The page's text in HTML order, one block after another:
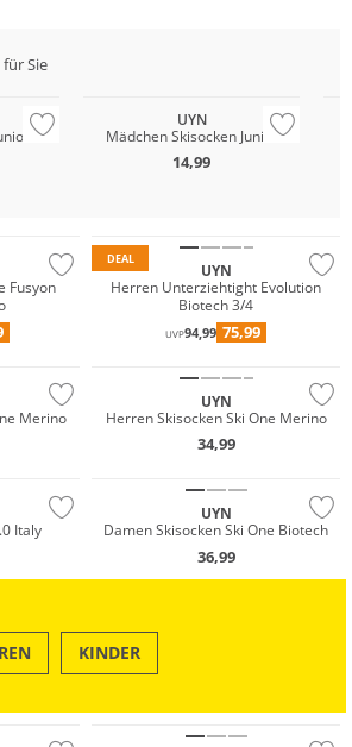
Sie
UYN
Mädchen Skisocken Junior
14,99
Fusyon
DEAL
UYN
Herren Unterziehtight Evolution
Biotech 3/4
UVP94,99 75,99
Merino
UYN
Herren Skisocken Ski One Merino
34,99
Italy
UYN
Damen Skisocken Ski One Biotech
36,99
KINDER